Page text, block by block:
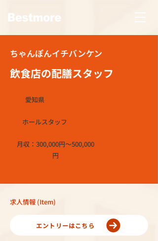
ちゃんぽんイチバンケン
飲食店の配膳スタッフ
愛知県
ホールスタッフ
月収：300,000円～500,000
円
求人情報 (Item)
エントリーはこちら